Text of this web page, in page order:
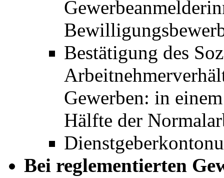
Bestätigung des
Gewerben: in
Hälfte der
Bei reglementierten